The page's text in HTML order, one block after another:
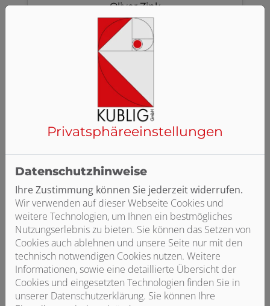
Oliver Zink
Anlagen Mechaniker SHK / Heizung & Sanitär
Frank Petrischek
Anlagen Mechaniker SHK / Heizung & Sanitär
Fatih Kurt
Monteur Sanitär und Heizung
Leonardo Nardella
Monteur Sanitär und Heizung
Privatsphäre­einstellungen
Datenschutzhinweise
Ihre Zustimmung können Sie jederzeit widerrufen.
Wir verwenden auf dieser Webseite Cookies und
weitere Technologien, um Ihnen ein bestmögliches
Nutzungserlebnis zu bieten. Sie können das Setzen von
Cookies auch ablehnen und unsere Seite nur mit den
technisch notwendigen Cookies nutzen. Weitere
Informationen, sowie eine detaillierte Übersicht der
Cookies und eingesetzten Technologien finden Sie in
unserer Datenschutzerklärung. Sie können Ihre